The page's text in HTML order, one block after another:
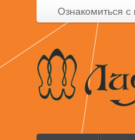
Ознакомиться